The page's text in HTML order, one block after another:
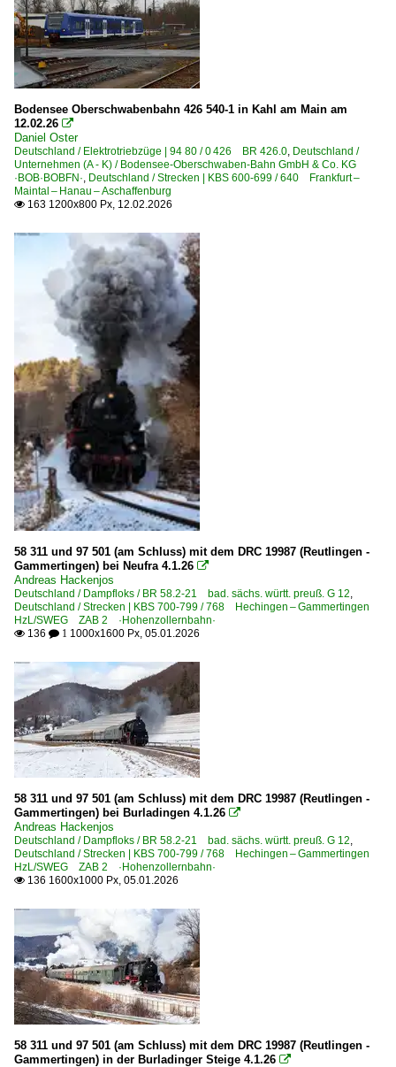
Bodensee Oberschwabenbahn 426 540-1 in Kahl am Main am
12.02.26 
Daniel Oster
Deutschland / Elektrotriebzüge | 94 80 / 0 426 BR 426.0, Deutschland /
Unternehmen (A - K) / Bodensee-Oberschwaben-Bahn GmbH & Co. KG
·BOB·BOBFN·, Deutschland / Strecken | KBS 600-699 / 640 Frankfurt –
Maintal – Hanau – Aschaffenburg
 163 1200x800 Px, 12.02.2026
58 311 und 97 501 (am Schluss) mit dem DRC 19987 (Reutlingen -
Gammertingen) bei Neufra 4.1.26 
Andreas Hackenjos
Deutschland / Dampfloks / BR 58.2-21 bad. sächs. württ. preuß. G 12
Deutschland / Strecken | KBS 700-799 / 768 Hechingen – Gammertingen
HzL/SWEG ZAB 2 ·Hohenzollernbahn·
 136  1 1000x1600 Px, 05.01.2026
58 311 und 97 501 (am Schluss) mit dem DRC 19987 (Reutlingen -
Gammertingen) bei Burladingen 4.1.26 
Andreas Hackenjos
Deutschland / Dampfloks / BR 58.2-21 bad. sächs. württ. preuß. G 12
Deutschland / Strecken | KBS 700-799 / 768 Hechingen – Gammertingen
HzL/SWEG ZAB 2 ·Hohenzollernbahn·
 136 1600x1000 Px, 05.01.2026
58 311 und 97 501 (am Schluss) mit dem DRC 19987 (Reutlingen -
Gammertingen) in der Burladinger Steige 4.1.26 